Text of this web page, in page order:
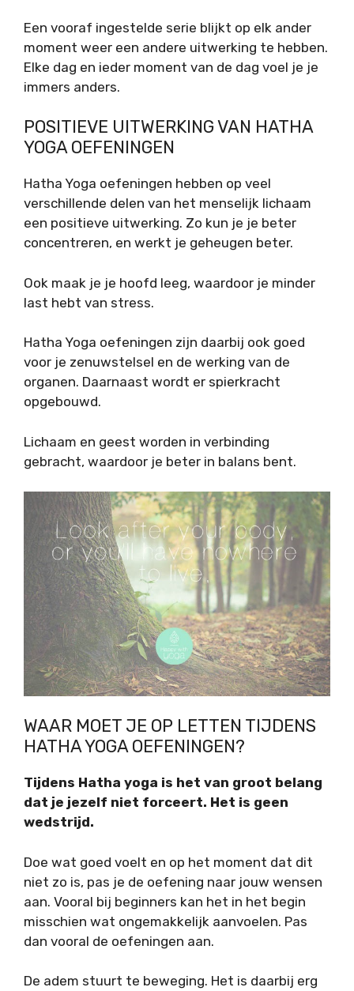
Een vooraf ingestelde serie blijkt op elk ander
moment weer een andere uitwerking te hebben.
Elke dag en ieder moment van de dag voel je je
immers anders.
POSITIEVE UITWERKING VAN HATHA
YOGA OEFENINGEN
Hatha Yoga oefeningen hebben op veel
verschillende delen van het menselijk lichaam
een positieve uitwerking. Zo kun je je beter
concentreren, en werkt je geheugen beter.
Ook maak je je hoofd leeg, waardoor je minder
last hebt van stress.
Hatha Yoga oefeningen zijn daarbij ook goed
voor je zenuwstelsel en de werking van de
organen. Daarnaast wordt er spierkracht
opgebouwd.
Lichaam en geest worden in verbinding
gebracht, waardoor je beter in balans bent.
WAAR MOET JE OP LETTEN TIJDENS
HATHA YOGA OEFENINGEN?
Tijdens Hatha yoga is het van groot belang
dat je jezelf niet forceert. Het is geen
wedstrijd.
Doe wat goed voelt en op het moment dat dit
niet zo is, pas je de oefening naar jouw wensen
aan. Vooral bij beginners kan het in het begin
misschien wat ongemakkelijk aanvoelen. Pas
dan vooral de oefeningen aan.
De adem stuurt te beweging. Het is daarbij erg